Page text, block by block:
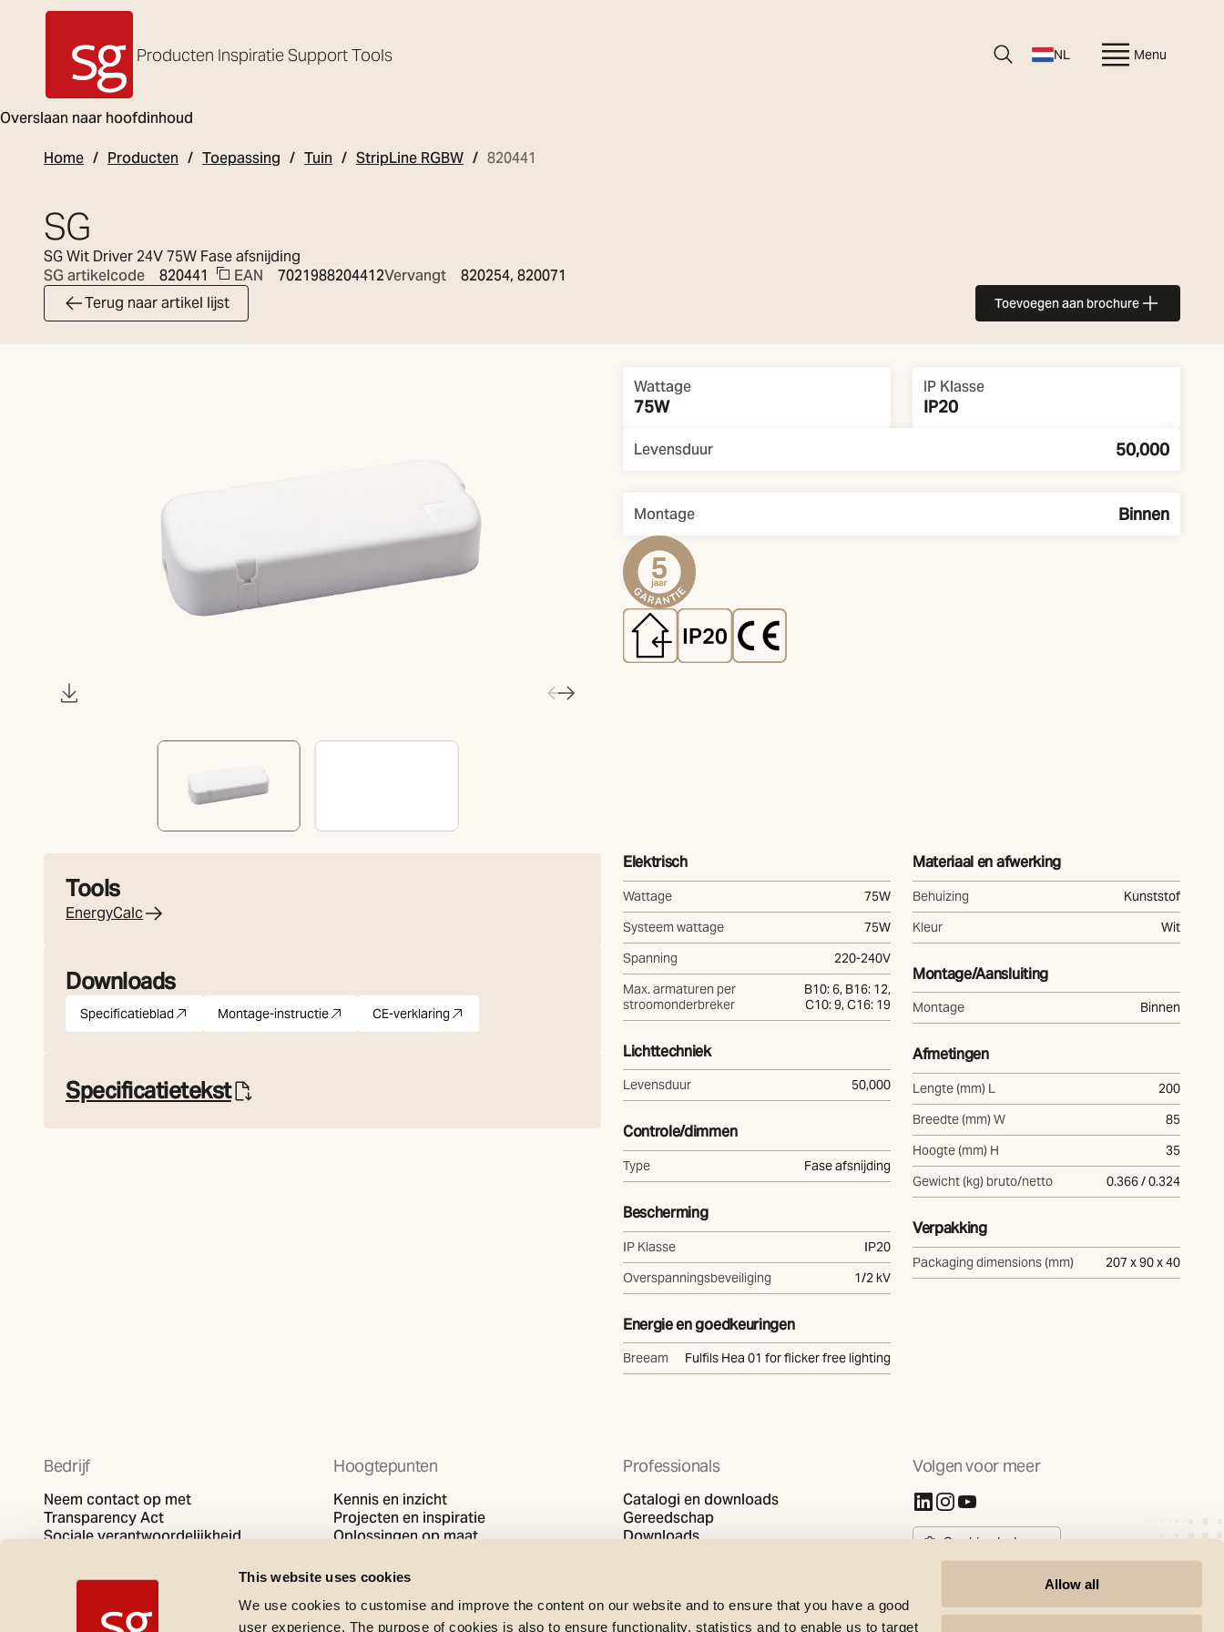
This website uses cookies
We use cookies to customise and improve the content on our website and to ensure that you have a good
user experience. The purpose of cookies is also to ensure functionality, statistics and to enable us to target
Allow all
Overslaan naar hoofdinhoud
SG Armaturen
Producten Inspiratie SupportTools NL Menu
Home Producten Toepassing Tuin StripLine RGBW 820441
SG
SG Wit Driver 24V 75W Fase afsnijding
SG artikelcode
820441 EAN 7021988204412Vervangt
820254, 820071
Terug naar artikel lijst
Toevoegen aan brochure
Overview
Wattage
75W
IP Klasse
IP20
Levensduur 50,000
Montage Binnen
Tools
EnergyCalc
Downloads
Specificatieblad
pdf
(Opent in nieuw tabblad)Montage-instructie
pdf
(Opent in nieuw tabblad)
CE-verklaring
pdf
(Opent in nieuw tabblad)
Specificatietekst
Elektrisch
Wattage
75W
Systeem wattage
75W
Spanning
220-240V
Max. armaturen per
stroomonderbreker
B10: 6, B16: 12,
C10: 9, C16: 19
Lichttechniek
Levensduur 50,000
Controle/dimmen
Type Fase afsnijding
Bescherming
IP Klasse
IP20
Overspanningsbeveiliging
1/2 kV
Energie en goedkeuringen
Breeam Fulfils Hea 01 for flicker free lighting
Materiaal en afwerking
Behuizing
Kunststof
Kleur
Wit
Montage/Aansluiting
Montage Binnen
Afmetingen
Lengte (mm) L
200
Breedte (mm) W
85
Hoogte (mm) H
35
Gewicht (kg) bruto/netto
0.366 / 0.324
Verpakking
Packaging dimensions (mm) 207 x 90 x 40
Bedrijf
Neem contact op met
Transparency Act
Sociale verantwoordelijkheid
Hoogtepunten
Kennis en inzicht
Projecten en inspiratie
Oplossingen op maat
Professionals
Catalogi en downloads
Gereedschap
Downloads
Volgen voor meer
(Opent in nieuw tabblad)
(Opent in nieuw tabblad)
(Opent in nieuw tabblad)
Cookies beheren